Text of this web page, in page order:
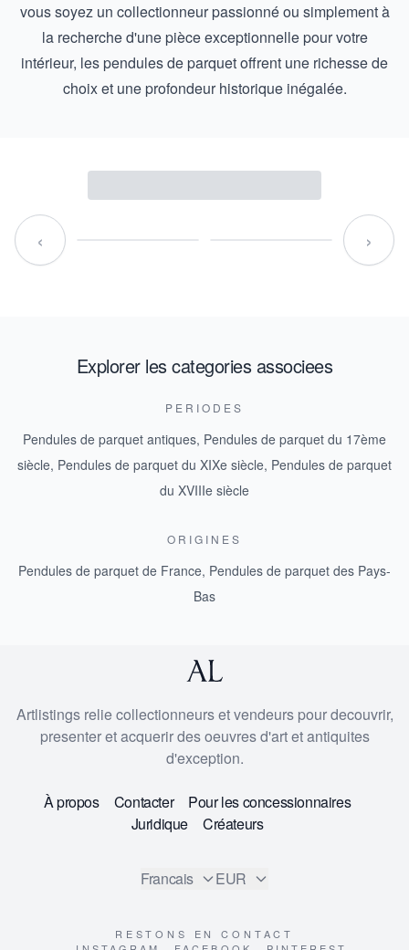
vous soyez un collectionneur passionné ou simplement à
la recherche d'une pièce exceptionnelle pour votre
intérieur, les pendules de parquet offrent une richesse de
choix et une profondeur historique inégalée.
‹ ›
Explorer les categories associees
PERIODES
Pendules de parquet antiques, Pendules de parquet du 17ème
siècle, Pendules de parquet du XIXe siècle, Pendules de parquet
du XVIIIe siècle
ORIGINES
Pendules de parquet de France, Pendules de parquet des Pays-
Bas
Artlistings relie collectionneurs et vendeurs pour decouvrir,
presenter et acquerir des oeuvres d'art et antiquites
d'exception.
À propos Contacter
Pour les concessionnaires
Juridique
Créateurs
Francais EUR
RESTONS EN CONTACT